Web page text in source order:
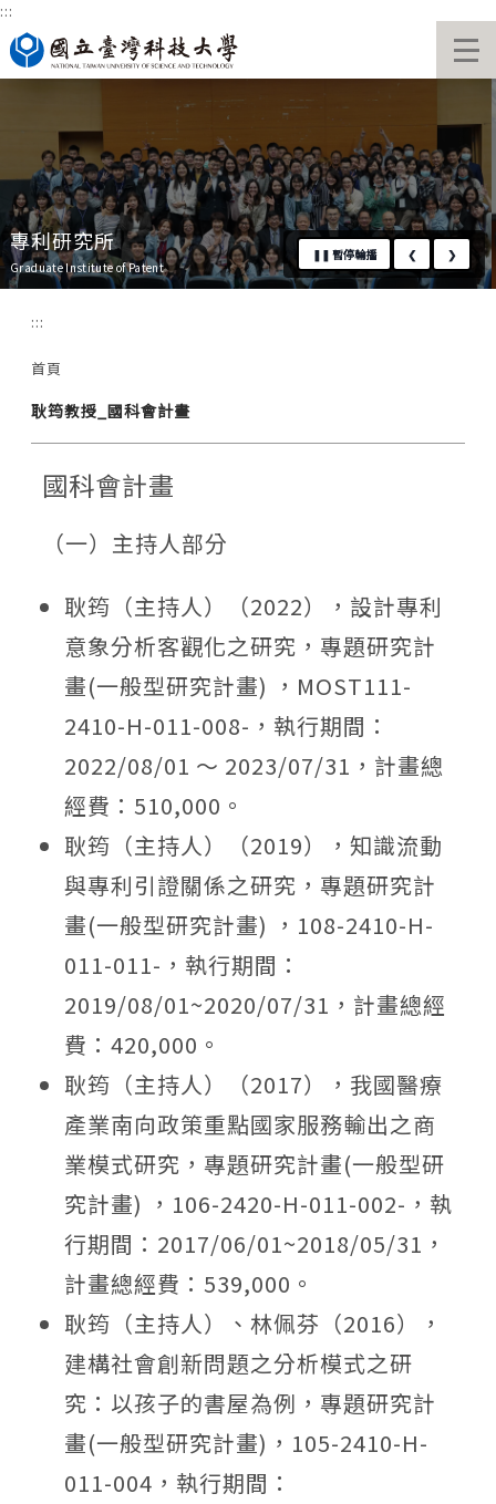
跳
到
主
要
:::
國立臺灣科技大學首頁
❚❚ 暫停輪播 ❮ ❯
專利研究所
Graduate Institute of Patent
:::
首頁
耿筠教授_國科會計畫
國科會計畫
（一）主持人部分
耿筠（主持人）（2022），設計專利
意象分析客觀化之研究，專題研究計
畫(一般型研究計畫) ，MOST111-
2410-H-011-008-，執行期間：
2022/08/01 ～ 2023/07/31，計畫總
經費：510,000。
耿筠（主持人）（2019），知識流動
與專利引證關係之研究，專題研究計
畫(一般型研究計畫) ，108-2410-H-
011-011-，執行期間：
2019/08/01~2020/07/31，計畫總經
費：420,000。
耿筠（主持人）（2017），我國醫療
產業南向政策重點國家服務輸出之商
業模式研究，專題研究計畫(一般型研
究計畫) ，106-2420-H-011-002-，執
行期間：2017/06/01~2018/05/31，
計畫總經費：539,000。
耿筠（主持人）、林佩芬（2016），
建構社會創新問題之分析模式之研
究：以孩子的書屋為例，專題研究計
畫(一般型研究計畫)，105-2410-H-
011-004，執行期間：